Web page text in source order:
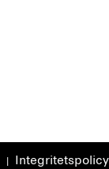
Integritetspolicy